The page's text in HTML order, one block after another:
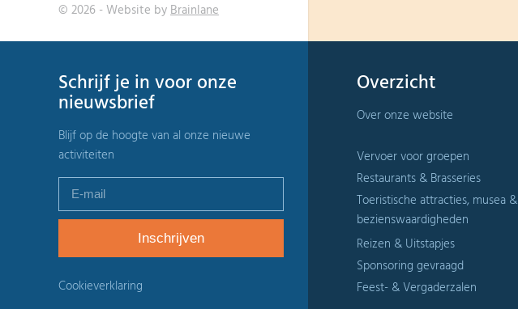
© 2026 - Website byBrainlane
Schrijf je in voor onze
nieuwsbrief
Blijf op de hoogte van al onze nieuwe
activiteiten
Cookieverklaring
Overzicht
Over onze website
Vervoer voor groepen
Restaurants & Brasseries
Toeristische attracties, musea &
bezienswaardigheden
Reizen & Uitstapjes
Sponsoring gevraagd
Feest- & Vergaderzalen